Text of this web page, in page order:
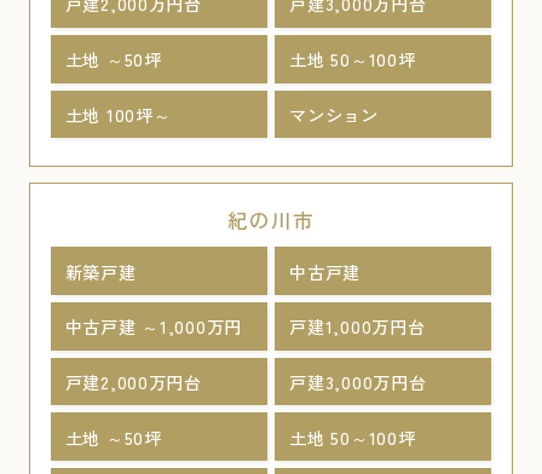
土地 ～50坪 土地 50～100坪
土地 100坪～ マンション
紀の川市
新築戸建 中古戸建
中古戸建 ～1,000万円 戸建1,000万円台
戸建2,000万円台 戸建3,000万円台
土地 ～50坪 土地 50～100坪